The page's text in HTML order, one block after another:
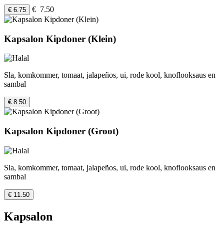
€ 6.75 € 7.50
Kapsalon Kipdoner (Klein)
Sla, komkommer, tomaat, jalapeños, ui, rode kool, knoflooksaus en
sambal
€ 8.50
Kapsalon Kipdoner (Groot)
Sla, komkommer, tomaat, jalapeños, ui, rode kool, knoflooksaus en
sambal
€ 11.50
Kapsalon